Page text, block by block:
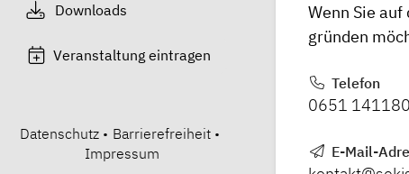
Downloads
Veranstaltung eintragen
Datenschutz • Barrierefreiheit •
Impressum
Wenn Sie
gründen
Telefon
0651 141180
E-Mail-